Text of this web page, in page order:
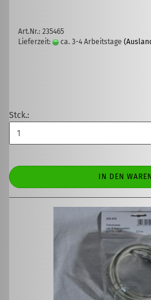
Art.Nr.: 235465
Lieferzeit:
ca. 3-4 Arbeitstage
Stck.:
IN DEN